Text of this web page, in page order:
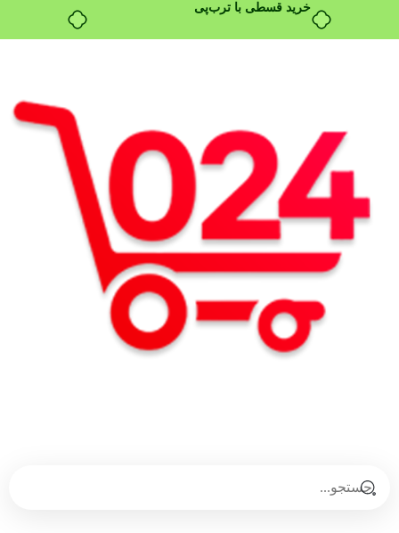
خرید قسطی با ترب‌پی